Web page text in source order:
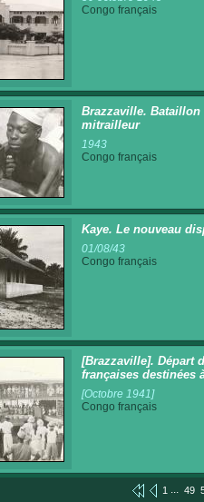
Congo français
Brazzaville. Bataillon
mitrailleur
1943
Congo français
Kaye. Le nouveau
01/08/43
Congo français
[Brazzaville]. Départ
françaises destinées
[Octobre 1941]
Congo français
1 ... 49